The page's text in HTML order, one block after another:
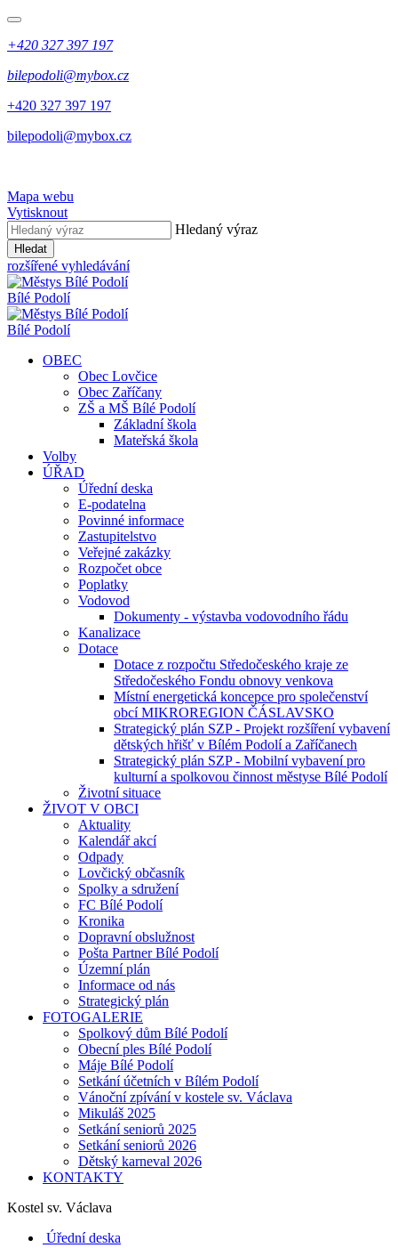
+420 327 397 197
bilepodoli@mybox.cz
+420 327 397 197
bilepodoli@mybox.cz
Mapa webu
Vytisknout
Hledaný výraz
Hledat
rozšířené vyhledávání
Bílé Podolí
Bílé Podolí
OBEC
Obec Lovčice
Obec Zaříčany
ZŠ a MŠ Bílé Podolí
Základní škola
Mateřská škola
Volby
ÚŘAD
Úřední deska
E-podatelna
Povinné informace
Zastupitelstvo
Veřejné zakázky
Rozpočet obce
Poplatky
Vodovod
Dokumenty - výstavba vodovodního řádu
Kanalizace
Dotace
Dotace z rozpočtu Středočeského kraje ze
Středočeského Fondu obnovy venkova
Místní energetická koncepce pro společenství
obcí MIKROREGION ČÁSLAVSKO
Strategický plán SZP - Projekt rozšíření vybavení
dětských hřišť v Bílém Podolí a Zaříčanech
Strategický plán SZP - Mobilní vybavení pro
kulturní a spolkovou činnost městyse Bílé Podolí
Životní situace
ŽIVOT V OBCI
Aktuality
Kalendář akcí
Odpady
Lovčický občasník
Spolky a sdružení
FC Bílé Podolí
Kronika
Dopravní obslužnost
Pošta Partner Bílé Podolí
Územní plán
Informace od nás
Strategický plán
FOTOGALERIE
Spolkový dům Bílé Podolí
Obecní ples Bílé Podolí
Máje Bílé Podolí
Setkání účetních v Bílém Podolí
Vánoční zpívání v kostele sv. Václava
Mikuláš 2025
Setkání seniorů 2025
Setkání seniorů 2026
Dětský karneval 2026
KONTAKTY
Kostel sv. Václava
Úřední deska